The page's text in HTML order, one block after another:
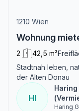
1210 Wien
Wohnung
2 42,5 m²
Stadtnah leben,
der Alten Donau
HI
Haring